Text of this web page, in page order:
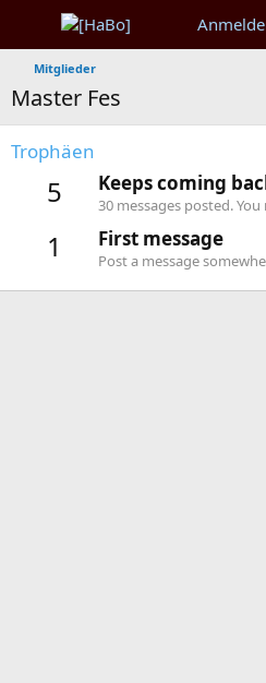
Mitglieder
Master Fes
Trophäen
5 Keeps coming
30 messages posted.
1 First message
Post a message